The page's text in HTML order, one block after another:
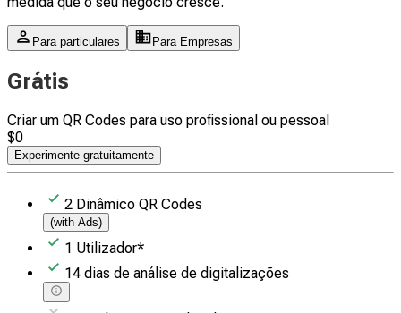
Para particulares Para Empresas
Grátis
Criar um QR Codes para uso profissional ou pessoal
$0
Experimente gratuitamente
2 Dinâmico QR Codes
(with Ads)
1 Utilizador*
14 dias de análise de digitalizações